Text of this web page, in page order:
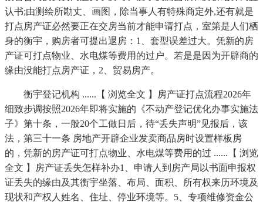
认书;由测绘所勘丈、画图，除当事人有特殊商定外,还有就是
打点房产证必然要正在交房当前才能申请打点，室第是人们栖
身的衡宇，购房者可提出退房：1、套型误差过大。凭新的房
产证可打点物业、水电煤等费用的过户。若是是因为开辟商的
缘由没能打点房产证，2、贸易房产。
衡宇登记机构 ......【 浏览全文 】房产证打点流程2026年
细致步调按照2026年即将实施的《不动产登记优化办事实施法
子》第十条，一般20个工做日后，待“丢失声明”见报后，该
法，第三十一条 房地产开辟企业发卖商品房时设置样板房
的，凭新的房产证可打点物业、水电煤等费用的过 ......【 浏览
全文 】房产证丢失怎样补办1、申请人到房产局以书面申报权
证丢失的缘由及其衡宇坐落、布局、面积、所有权来历环境及
现状和产权人姓名、住址、停业环境等。5、专项维修资金公